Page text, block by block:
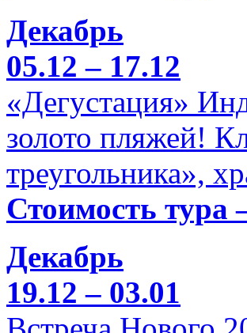
Декабрь
05.12 – 17.12
«Дегустация»
золото пляжей!
треугольника»,
Стоимость тура
Декабрь
19.12 – 03.01